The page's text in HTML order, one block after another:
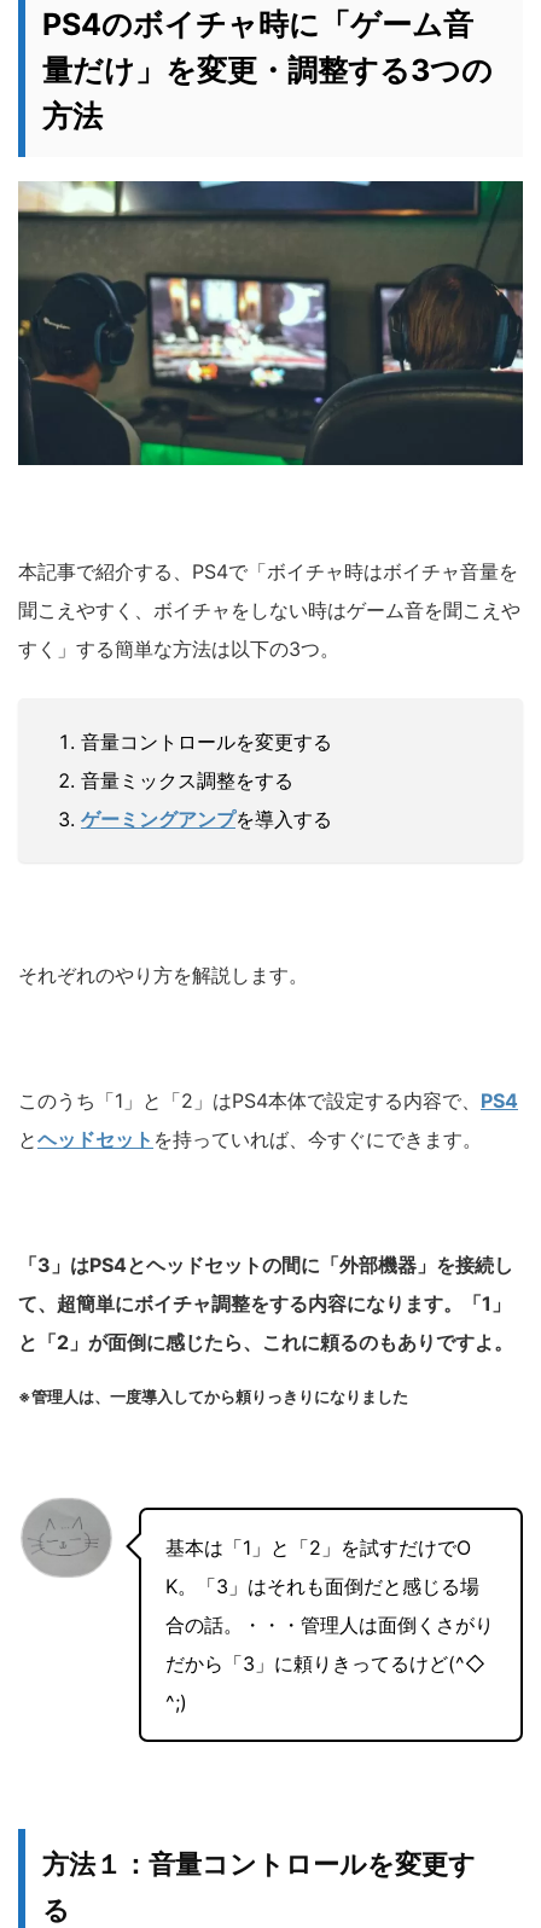
PS4のボイチャ時に「ゲーム音
量だけ」を変更・調整する3つの
方法
本記事で紹介する、PS4で「ボイチャ時はボイチャ音量を
聞こえやすく、ボイチャをしない時はゲーム音を聞こえや
すく」する簡単な方法は以下の3つ。
音量コントロールを変更する
音量ミックス調整をする
ゲーミングアンプを導入する
それぞれのやり方を解説します。
このうち「1」と「2」はPS4本体で設定する内容で、 PS4
とヘッドセット を持っていれば、今すぐにできます。
「3」はPS4とヘッドセットの間に「外部機器」を接続し
て、超簡単にボイチャ調整をする内容になります。「1」
と「2」が面倒に感じたら、これに頼るのもありですよ。
※管理人は、一度導入してから頼りっきりになりました
基本は「1」と「2」を試すだけでO
K。「3」はそれも面倒だと感じる場
合の話。・・・管理人は面倒くさがり
だから「3」に頼りきってるけど(^◇
^;)
方法１：音量コントロールを変更す
る